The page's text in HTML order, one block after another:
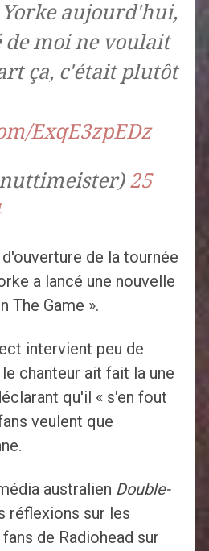
aujourd'hui,
de moi ne voulait
ça, c'était plutôt
ExqE3zpEDz
25
de la tournée
a lancé une nouvelle
The Game ».
intervient peu de
chanteur ait fait la une
qu'il « s'en fout
veulent que
australien Double-
réflexions sur les
de Radiohead sur